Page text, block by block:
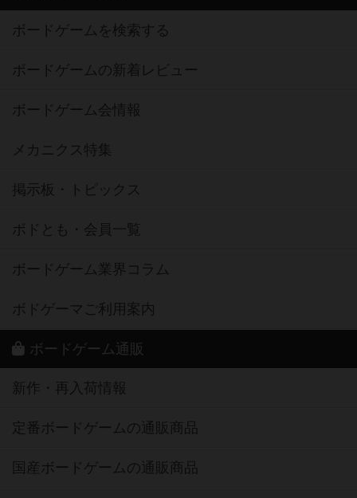
ボードゲームを検索する
ボードゲームの新着レビュー
ボードゲーム会情報
メカニクス特集
掲示板・トピックス
ボドとも・会員一覧
ボードゲーム業界コラム
ボドゲーマご利用案内
ボードゲーム通販
新作・再入荷情報
定番ボードゲームの通販商品
国産ボードゲームの通販商品